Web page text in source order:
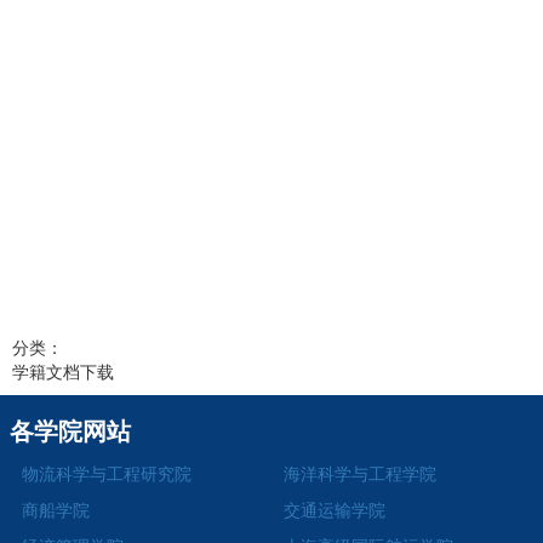
分类：
学籍文档下载
各学院网站
物流科学与工程研究院
海洋科学与工程学院
商船学院
交通运输学院